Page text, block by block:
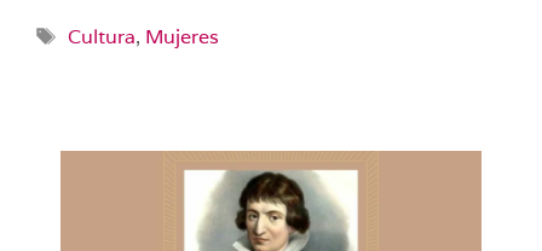
Etiquetas
Cultura, Mujeres